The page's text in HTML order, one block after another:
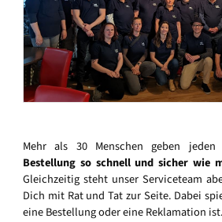
Mehr als 30 Menschen geben
Bestellung so schnell und sicher wie
Gleichzeitig steht unser Serviceteam
Dich mit Rat und Tat zur Seite. Dabei
eine Bestellung oder eine Reklamation ist.